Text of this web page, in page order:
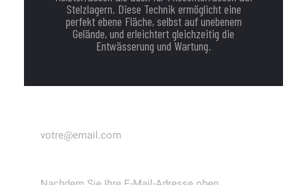
Stelzlagern. Diese Technik ermöglicht eine
perfekt ebene Fläche, selbst auf unebenem
Gelände, und erleichtert gleichzeitig die
Entwässerung und Wartung.